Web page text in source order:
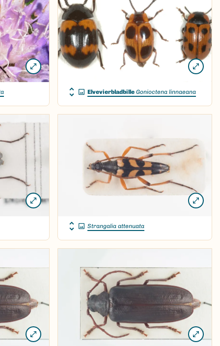
Elvevierbladbille Gonioctena linnaeana
Strangalia attenuata